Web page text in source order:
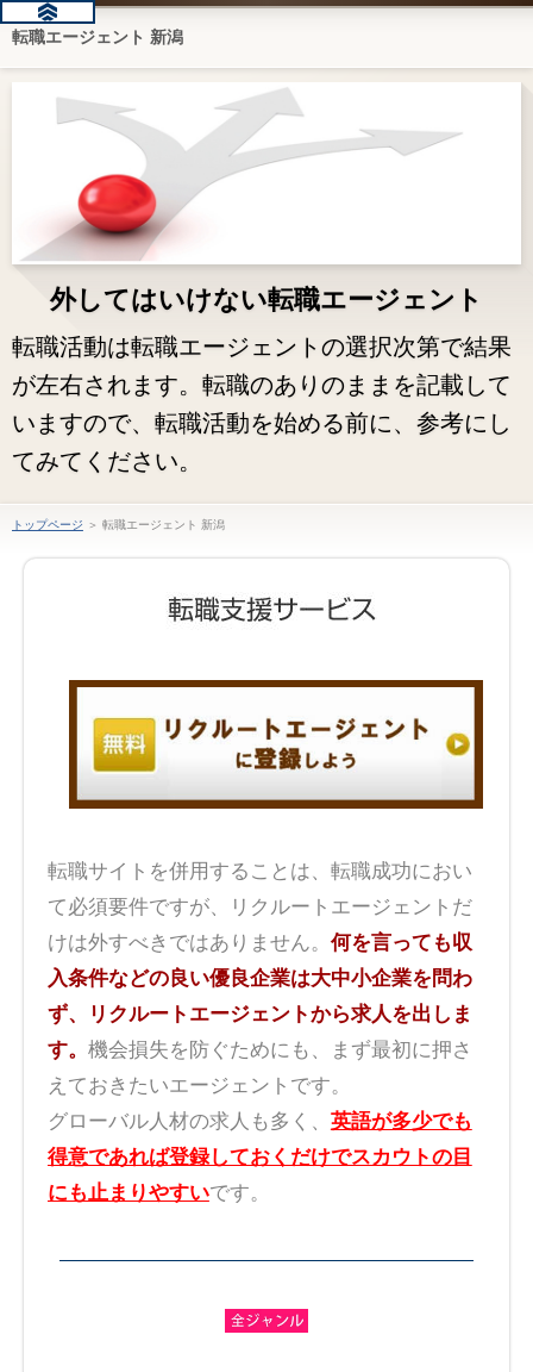
転職エージェント 新潟
外してはいけない転職エージェント
転職活動は転職エージェントの選択次第で結果
が左右されます。転職のありのままを記載して
いますので、転職活動を始める前に、参考にし
てみてください。
トップページ ＞ 転職エージェント 新潟
転職サイトを併用することは、転職成功におい
て必須要件ですが、リクルートエージェントだ
けは外すべきではありません。 何を言っても収
入条件などの良い優良企業は大中小企業を問わ
ず、リクルートエージェントから求人を出しま
す。 機会損失を防ぐためにも、まず最初に押さ
えておきたいエージェントです。
グローバル人材の求人も多く、 英語が多少でも
得意であれば登録しておくだけでスカウトの目
にも止まりやすいです。